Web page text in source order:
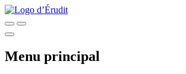
Menu principal